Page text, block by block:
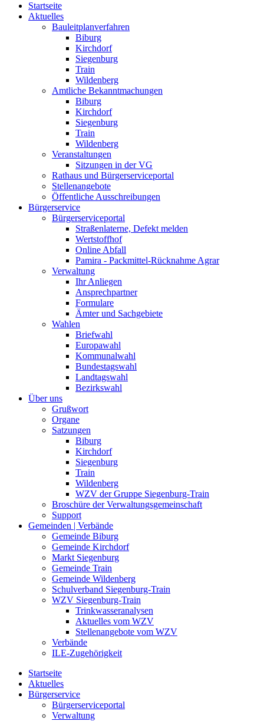
Startseite
Aktuelles
Bauleitplanverfahren
Biburg
Kirchdorf
Siegenburg
Train
Wildenberg
Amtliche Bekanntmachungen
Biburg
Kirchdorf
Siegenburg
Train
Wildenberg
Veranstaltungen
Sitzungen in der VG
Rathaus und Bürgerserviceportal
Stellenangebote
Öffentliche Ausschreibungen
Bürgerservice
Bürgerserviceportal
Straßenlaterne, Defekt melden
Wertstoffhof
Online Abfall
Pamira - Packmittel-Rücknahme Agrar
Verwaltung
Ihr Anliegen
Ansprechpartner
Formulare
Ämter und Sachgebiete
Wahlen
Briefwahl
Europawahl
Kommunalwahl
Bundestagswahl
Landtagswahl
Bezirkswahl
Über uns
Grußwort
Organe
Satzungen
Biburg
Kirchdorf
Siegenburg
Train
Wildenberg
WZV der Gruppe Siegenburg-Train
Broschüre der Verwaltungsgemeinschaft
Support
Gemeinden | Verbände
Gemeinde Biburg
Gemeinde Kirchdorf
Markt Siegenburg
Gemeinde Train
Gemeinde Wildenberg
Schulverband Siegenburg-Train
WZV Siegenburg-Train
Trinkwasseranalysen
Aktuelles vom WZV
Stellenangebote vom WZV
Verbände
ILE-Zugehörigkeit
Startseite
Aktuelles
Bürgerservice
Bürgerserviceportal
Verwaltung